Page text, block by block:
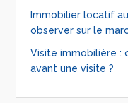
Immobilier locatif
observer sur le
Visite immobilière :
avant une visite ?